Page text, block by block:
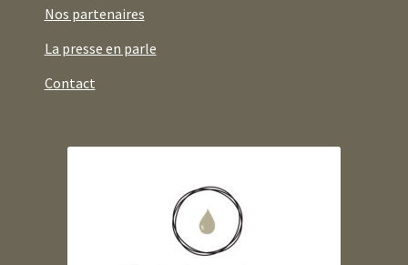
Nos partenaires
La presse en parle
Contact